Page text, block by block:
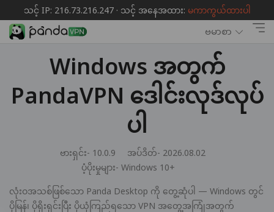
သင့် IP: 216.73.216.247 · သင့် အနေအထား: မကာကွယ်ထားပါ
ဗမာစာ
Windows အတွက်
PandaVPN ဒေါင်းလုဒ်လုပ်
ပါ
ဗားရှင်း- 10.0.9
အပ်ဒိတ်- 2026.08.02
ပံ့ပိုးမှုများ- Windows 10+
လုံးဝအသစ်ဖြစ်သော Panda Desktop ကို တွေ့ဆုံပါ — Windows တွင်
ပိုမြန်၊ ပိုရိုးရှင်းပြီး ပိုယုံကြည်ရသော VPN အတွေ့အကြုံအတွက်